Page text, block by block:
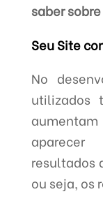
saber
Seu Site
No
utilizados
resultados
ou seja, os